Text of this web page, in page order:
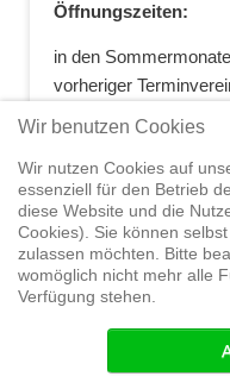
Öffnungszeiten:
in den
vorheriger
Home Shop Trainings
Sails Yachthandel
See
Seminare
Wir benutzen Cookies
Wir nutzen Cookies auf
essenziell für den Betrieb
diese Website und die
Cookies). Sie können
zulassen möchten. Bitte
womöglich nicht mehr alle
Verfügung stehen.